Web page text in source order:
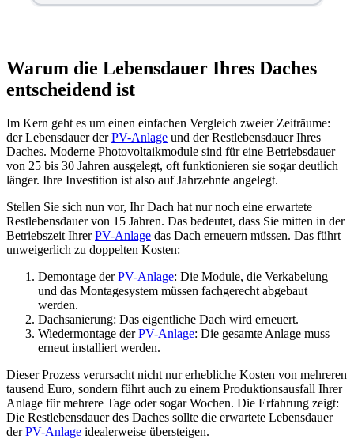
Warum die Lebensdauer Ihres Daches
entscheidend ist
Im Kern geht es um einen einfachen Vergleich zweier Zeiträume:
der Lebensdauer derPV-Anlage und der Restlebensdauer Ihres
Daches. Moderne Photovoltaikmodule sind für eine Betriebsdauer
von 25 bis 30 Jahren ausgelegt, oft funktionieren sie sogar deutlich
länger. Ihre Investition ist also auf Jahrzehnte angelegt.
Stellen Sie sich nun vor, Ihr Dach hat nur noch eine erwartete
Restlebensdauer von 15 Jahren. Das bedeutet, dass Sie mitten in der
Betriebszeit IhrerPV-Anlage das Dach erneuern müssen. Das führt
unweigerlich zu doppelten Kosten:
Demontage derPV-Anlage: Die Module, die Verkabelung
und das Montagesystem müssen fachgerecht abgebaut
werden.
Dachsanierung: Das eigentliche Dach wird erneuert.
Wiedermontage derPV-Anlage: Die gesamte Anlage muss
erneut installiert werden.
Dieser Prozess verursacht nicht nur erhebliche Kosten von mehreren
tausend Euro, sondern führt auch zu einem Produktionsausfall Ihrer
Anlage für mehrere Tage oder sogar Wochen. Die Erfahrung zeigt:
Die Restlebensdauer des Daches sollte die erwartete Lebensdauer
derPV-Anlage idealerweise übersteigen.